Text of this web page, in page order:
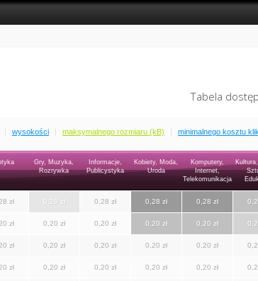
Tabela
| wysokości | maksymalnego rozmiaru (kB) | minimalnego kosztu
Gry, Muzyka,
Rozrywka
Informacje,
Publicystyka
Kobiety, Moda,
Uroda
Komputery,
Internet,
Telekomunikacja
zł 0,28 zł 0,28 zł 0,28 zł 0,28 zł
zł 0,20 zł 0,20 zł 0,20 zł 0,20 zł
zł 0,20 zł 0,20 zł 0,20 zł 0,20 zł
zł 0,20 zł 0,20 zł 0,20 zł 0,20 zł